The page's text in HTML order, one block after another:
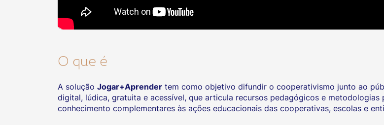
O que é
A solução Jogar+Aprender tem como objetivo difundir o cooperativismo junto ao
digital, lúdica, gratuita e acessível, que articula recursos pedagógicos e
conhecimento complementares às ações educacionais das cooperativas, escolas e